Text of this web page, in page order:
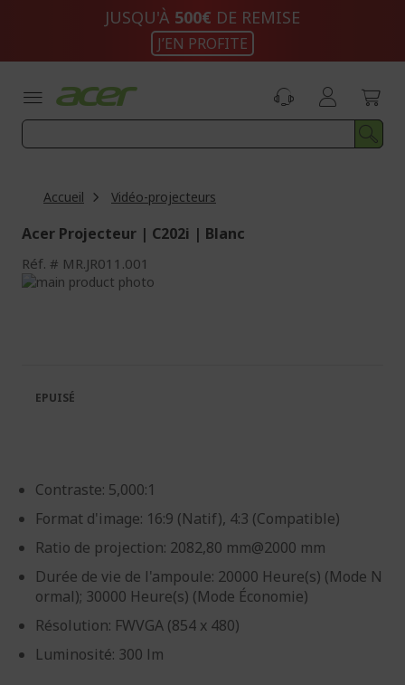
JUSQU'À 500€ DE REMISE
J’EN PROFITE
Accueil Vidéo-projecteurs
Acer Projecteur | C202i | Blanc
Réf. MR.JR011.001
Passer
galerie
d’images
Galerie
d’images
Contraste: 5,000:1
Format d'image: 16:9 (Natif), 4:3 (Compatible)
Ratio de projection: 2082,80 mm@2000 mm
Durée de vie de l'ampoule: 20000 Heure(s) (Mode N
ormal); 30000 Heure(s) (Mode Économie)
Résolution: FWVGA (854 x 480)
Luminosité: 300 lm
EPUISÉ